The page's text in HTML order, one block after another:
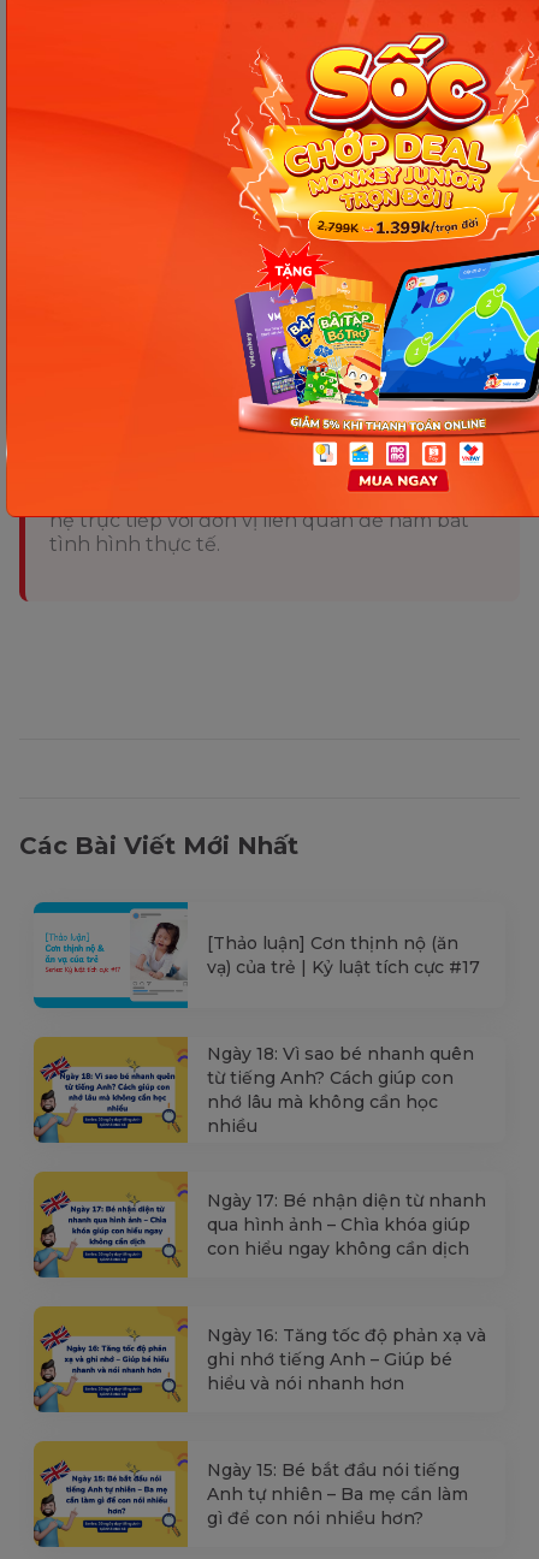
sách tiếng Anh cho békhông chỉ giúp
con học tốt mà còn khơi gợi hứng thú với ngôn ngữ
ngay từ nhỏ. Ba mẹ hãy tham khảo và lựa chọn bộ
sách phù hợp để đồng hành cùng con trên hành
trình chinh phục tiếng Anh của mình nhé.
Chia sẻ ngay
Thông tin trong bài viết được tổng hợp nhằm
mục đích tham khảo và có thể thay đổi mà
không cần báo trước. Quý khách vui lòng
kiểm tra lại qua các kênh chính thức hoặc liên
hệ trực tiếp với đơn vị liên quan để nắm bắt
tình hình thực tế.
Các Bài Viết Mới Nhất
[Thảo luận] Cơn thịnh nộ (ăn
vạ) của trẻ | Kỷ luật tích cực #17
Ngày 18: Vì sao bé nhanh quên
từ tiếng Anh? Cách giúp con
nhớ lâu mà không cần học
nhiều
Ngày 17: Bé nhận diện từ nhanh
qua hình ảnh – Chìa khóa giúp
con hiểu ngay không cần dịch
Ngày 16: Tăng tốc độ phản xạ và
ghi nhớ tiếng Anh – Giúp bé
hiểu và nói nhanh hơn
Ngày 15: Bé bắt đầu nói tiếng
Anh tự nhiên – Ba mẹ cần làm
gì để con nói nhiều hơn?